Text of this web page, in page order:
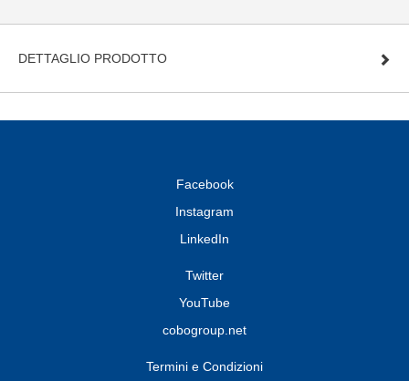
DETTAGLIO PRODOTTO
Facebook
Instagram
LinkedIn
Twitter
YouTube
cobogroup.net
Termini e Condizioni